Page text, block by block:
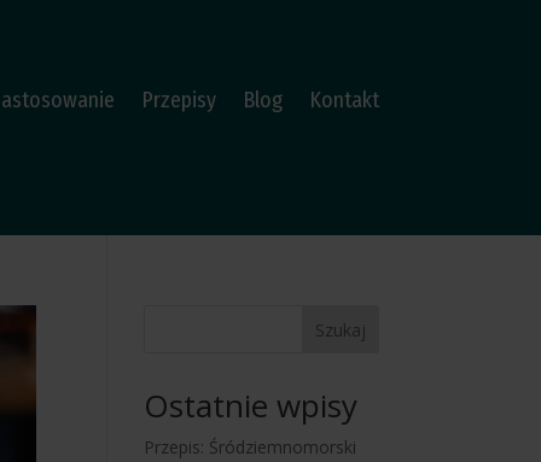
Przepisy Blog Kontakt
Szukaj
Ostatnie wpisy
Przepis: Śródziemnomorski